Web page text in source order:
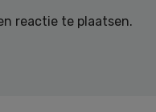
reactie te plaatsen.